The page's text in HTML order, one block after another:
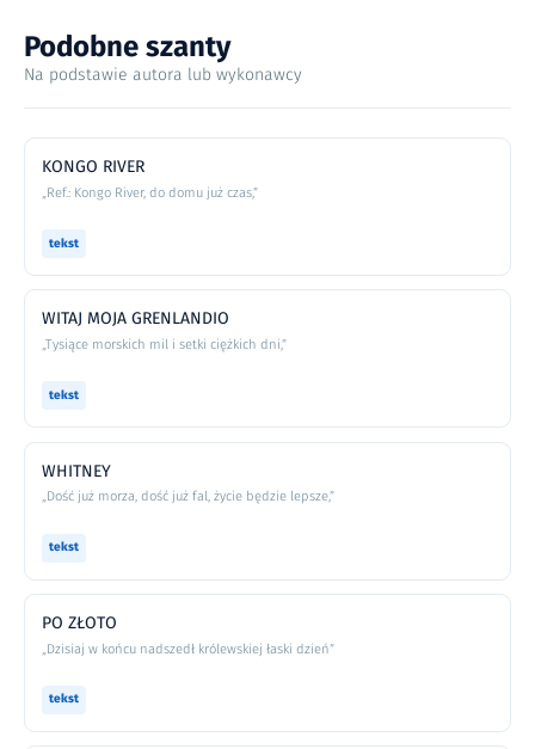
Podobne szanty
Na podstawie autora lub wykonawcy
KONGO RIVER
„Ref.: Kongo River, do domu już czas,”
tekst
WITAJ MOJA GRENLANDIO
„Tysiące morskich mil i setki ciężkich dni,”
tekst
WHITNEY
„Dość już morza, dość już fal, życie będzie lepsze,”
tekst
PO ZŁOTO
„Dzisiaj w końcu nadszedł królewskiej łaski dzień”
tekst